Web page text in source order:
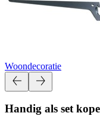
Woondecoratie
Handig als set